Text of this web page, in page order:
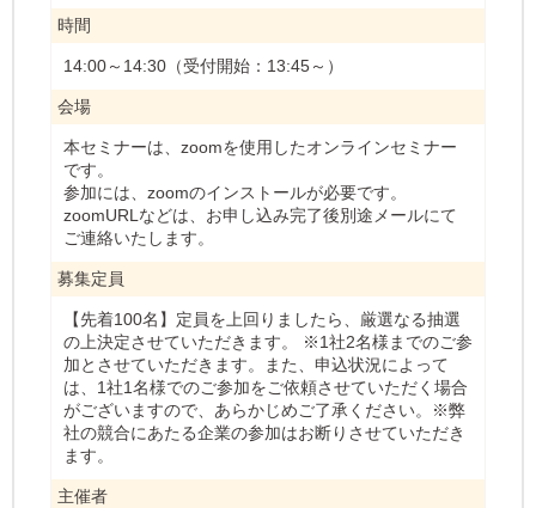
時間
14:00～14:30（受付開始：13:45～）
会場
本セミナーは、zoomを使用したオンラインセミナー
です。
参加には、zoomのインストールが必要です。
zoomURLなどは、お申し込み完了後別途メールにて
ご連絡いたします。
募集定員
【先着100名】定員を上回りましたら、厳選なる抽選
の上決定させていただきます。 ※1社2名様までのご参
加とさせていただきます。また、申込状況によって
は、1社1名様でのご参加をご依頼させていただく場合
がございますので、あらかじめご了承ください。※弊
社の競合にあたる企業の参加はお断りさせていただき
ます。
主催者